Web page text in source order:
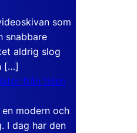
som
snabbare
aldrig slog
[…]
från tiden
modern och
I dag har den